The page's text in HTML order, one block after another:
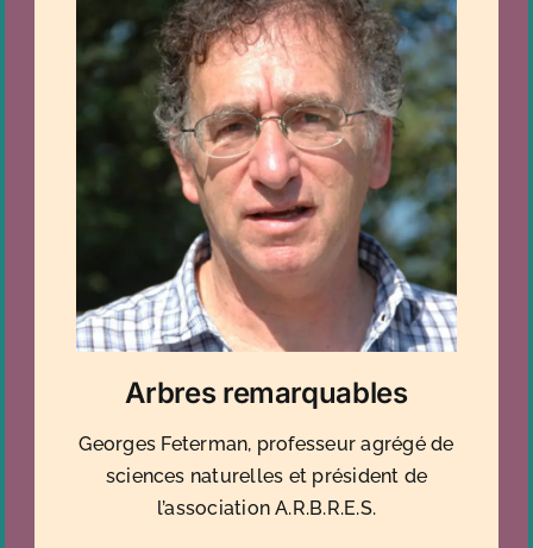
Arbres remarquables
Georges Feterman, professeur agrégé de
sciences naturelles et président de
l’association A.R.B.R.E.S.